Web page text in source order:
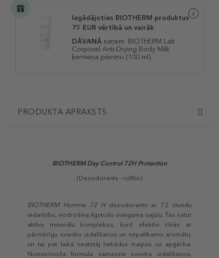
Iegādājoties BIOTHERM produktus
75 EUR vērtībā un vairāk
DĀVANĀ saņem BIOTHERM Lait
Corporel Anti-Drying Body Milk
ķermeņa pieniņu (100 ml).
PRODUKTA APRAKSTS
BIOTHERMDay Control 72H Protection
(Dezodorants - rullītis)
BIOTHERM Homme 72 H dezodorants ar 72 stundu
iedarbību, nodrošina ilgstošu svaiguma sajūtu. Tas satur
aktīvu minerālu kompleksu, kurš efektīvi cīnās ar
pārmērīgu sviedru izdalīšanos un nepatīkamo aromātu,
un tai pat laikā neatstāj nekādus traipus uz apģērba.
Nomierinoša formula samazina sviedru izdalīšanos,